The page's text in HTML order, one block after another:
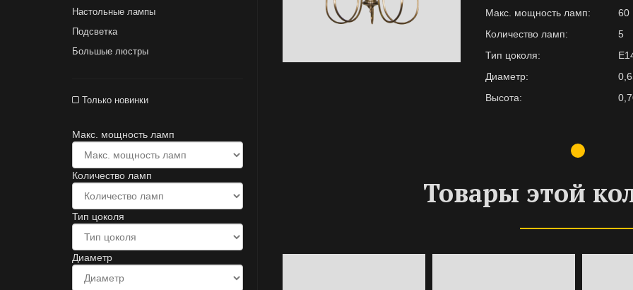
Настольные лампы
Подсветка
Большые люстры
Только новинки
Макс. мощность ламп
Количество ламп
Тип цоколя
Диаметр
Макс. мощность ламп:
60
Количество ламп:
5
Тип цоколя:
Диаметр:
Высота:
Товары этой